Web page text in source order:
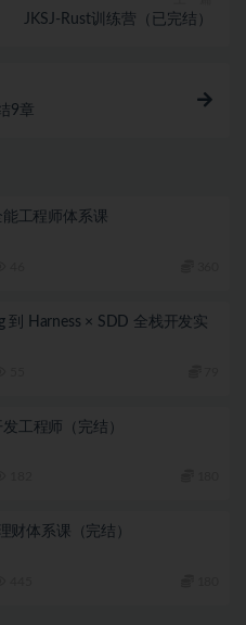
JKSJ-Rust训练营（已完结）
9章
工程师体系课
到 Harness × SDD 全栈开发实
工程师（完结）
财体系课（完结）